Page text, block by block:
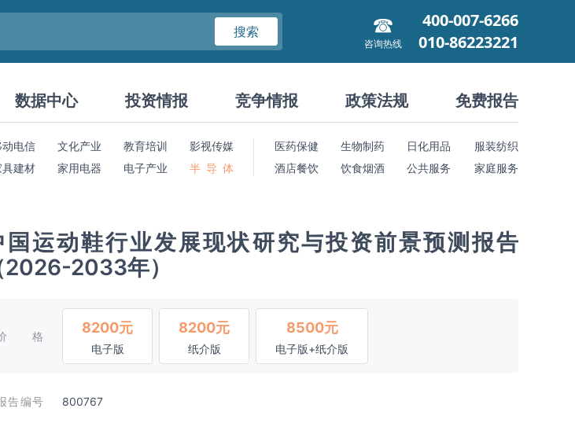
搜索
咨询热线
400-007-6266
010-86223221
数据中心 投资情报 竞争情报 政策法规 免费报告
动电信 文化产业 教育培训
影视传媒
具建材 家用电器 电子产业 半 导 体
医药保健 生物制药 日化用品
服装纺织
酒店餐饮
饮食烟酒 公共服务 家庭服务
国运动鞋行业发展现状研究与投资前景预测报告
2026-2033年）
格
8200元
电子版
8200元
纸介版
8500元
电子版+纸介版
告编号 800767